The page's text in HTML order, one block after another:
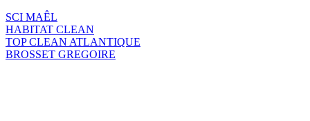
SCI MAÊL
HABITAT CLEAN
TOP CLEAN ATLANTIQUE
BROSSET GREGOIRE